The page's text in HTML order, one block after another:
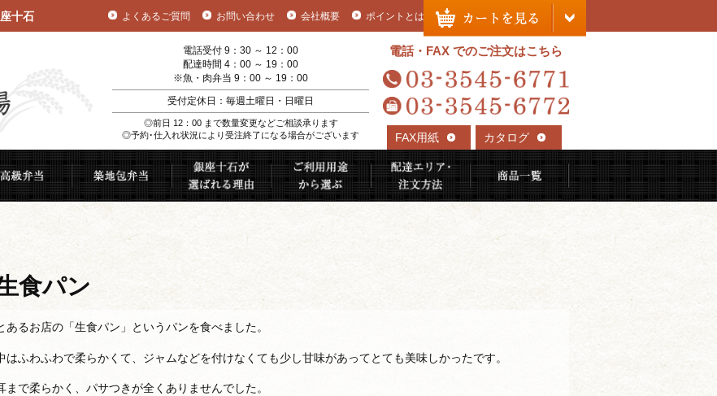
十石 よくあるご質問 お問い合わせ 会社概要 ポイントとは
電話受付 9：30 ～ 12：00
配達時間 4：00 ～ 19：00
※魚・肉弁当 9：00 ～ 19：00
受付定休日：毎週土曜日・日曜日
◎前日 12：00 まで数量変更などご相談承ります
◎予約･仕入れ状況により受注終了になる場合がございます
電話・FAX でのご注文はこちら
FAX用紙
カタログ
び 高級弁当 築地包弁当 銀座十石が選ばれる理由ご利用用途から選ぶ 配達エリア・注文方法商品一覧
食パン
あるお店の「生食パン」というパンを食べました。
はふわふわで柔らかくて、ジャムなどを付けなくても少し甘味があってとても美味しかったです。
まで柔らかく、パサつきが全くありませんでした。